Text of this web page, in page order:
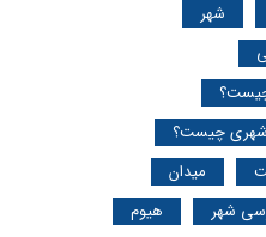
شهر
چیست؟
میدان
شهر
هیوم